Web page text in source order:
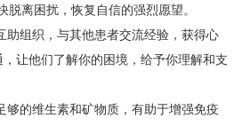
脱离困扰，恢复自信的强烈愿望。
助组织，与其他患者交流经验，获得心
让他们了解你的困境，给予你理解和支
够的维生素和矿物质，有助于增强免疫